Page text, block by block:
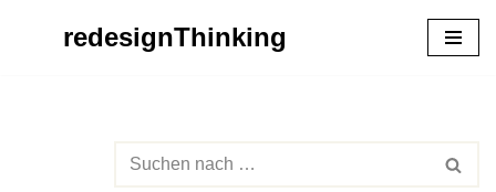
redesignThinking